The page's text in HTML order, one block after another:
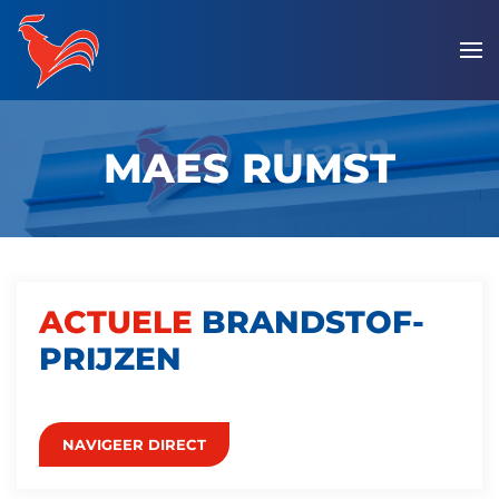
Overslaan
en
naar
inhoudMAES RUMST
ACTUELE BRANDSTOF­
PRIJZEN
NAVIGEER DIRECT